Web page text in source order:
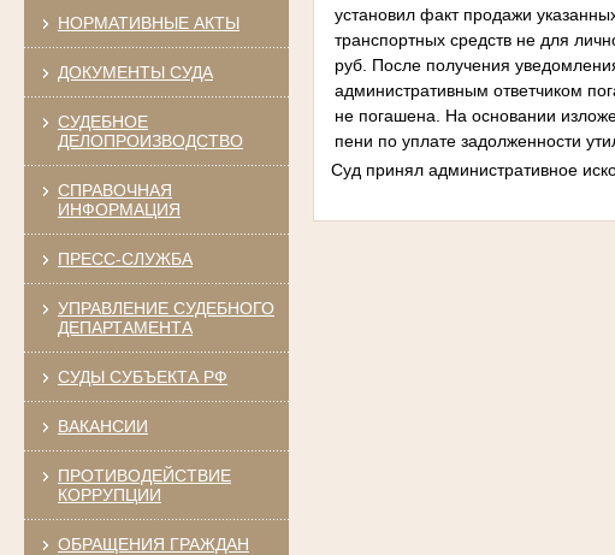
НОРМАТИВНЫЕ АКТЫ
ДОКУМЕНТЫ СУДА
СУДЕБНОЕ
ДЕЛОПРОИЗВОДСТВО
СПРАВОЧНАЯ
ИНФОРМАЦИЯ
ПРЕСС-СЛУЖБА
УПРАВЛЕНИЕ СУДЕБНОГО
ДЕПАРТАМЕНТА
СУДЫ СУБЪЕКТА РФ
ВАКАНСИИ
ПРОТИВОДЕЙСТВИЕ
КОРРУПЦИИ
ОБРАЩЕНИЯ ГРАЖДАН
установил факт продажи
транспортных средств не для
руб. После получения
административным ответчиком
не погашена. На основании
пени по уплате задолженности
Суд принял административное